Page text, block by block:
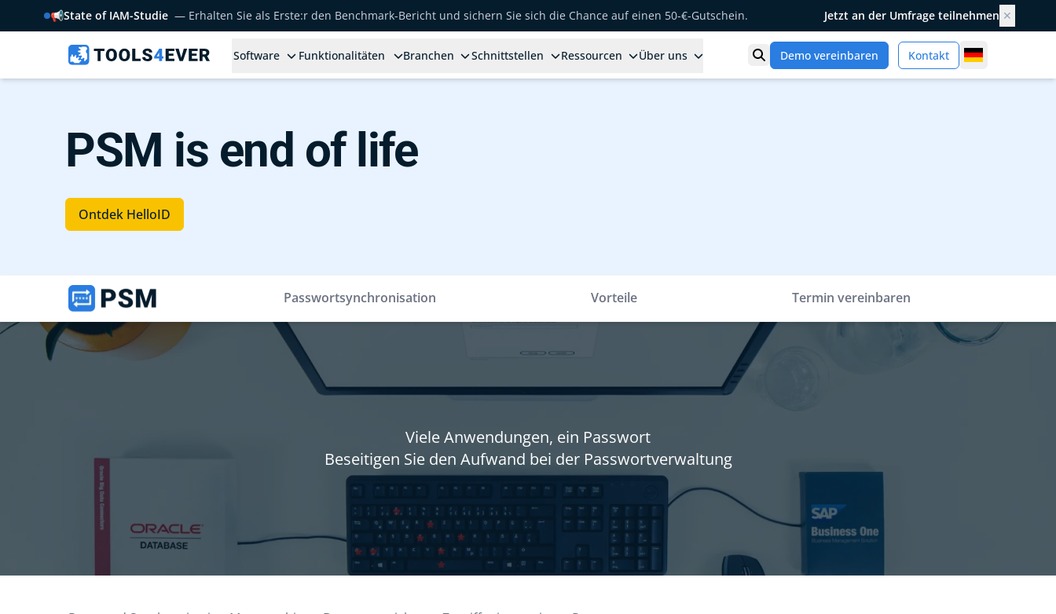
📢State of IAM-Studie — Erhalten Sie als Erste:r den Benchmark-Bericht und sichern Sie sich die Chance auf einen 50-€-Gutschein. Jetzt an der Umfrage teilnehmen ✕
Software Funktionalitäten Branchen Schnittstellen Ressourcen Über uns Suche öffnen
Demo vereinbaren Kontakt Germany
PSM is end of life
Ontdek HelloID
Passwortsynchronisation Vorteile Termin vereinbaren
Viele Anwendungen, ein Passwort
Beseitigen Sie den Aufwand bei der Passwortverwaltung